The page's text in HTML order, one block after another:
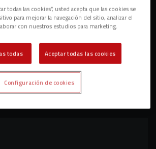
todas las cookies”, usted acepta que las cookies se
para mejorar la navegación del sitio, analizar el
con nuestros estudios para marketing.
todas Aceptar todas las cookies
Configuración de cookies